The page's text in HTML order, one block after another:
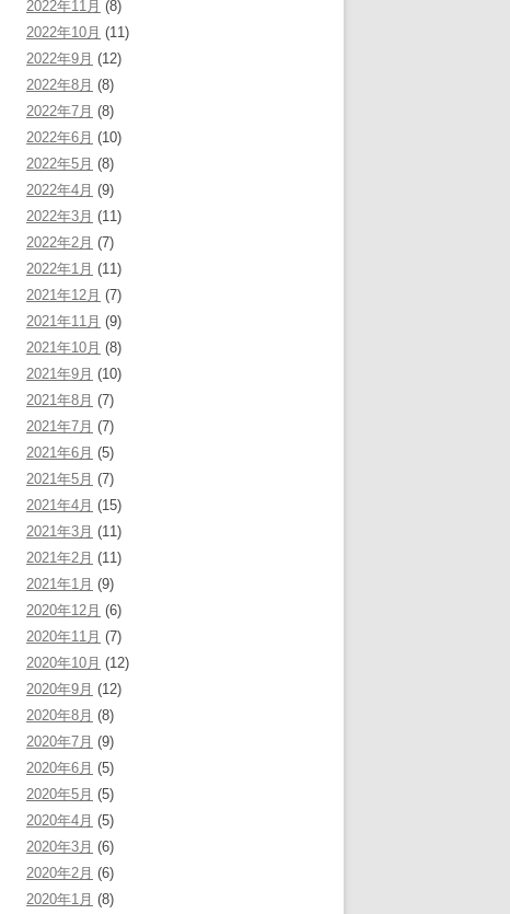
2022年11月 (8)
2022年10月 (11)
2022年9月 (12)
2022年8月 (8)
2022年7月 (8)
2022年6月 (10)
2022年5月 (8)
2022年4月 (9)
2022年3月 (11)
2022年2月 (7)
2022年1月 (11)
2021年12月 (7)
2021年11月 (9)
2021年10月 (8)
2021年9月 (10)
2021年8月 (7)
2021年7月 (7)
2021年6月 (5)
2021年5月 (7)
2021年4月 (15)
2021年3月 (11)
2021年2月 (11)
2021年1月 (9)
2020年12月 (6)
2020年11月 (7)
2020年10月 (12)
2020年9月 (12)
2020年8月 (8)
2020年7月 (9)
2020年6月 (5)
2020年5月 (5)
2020年4月 (5)
2020年3月 (6)
2020年2月 (6)
2020年1月 (8)